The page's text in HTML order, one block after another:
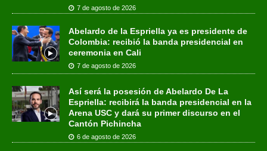
7 de agosto de 2026
Abelardo de la Espriella ya es presidente de
Colombia: recibió la banda presidencial en
ceremonia en Cali
7 de agosto de 2026
Así será la posesión de Abelardo De La
Espriella: recibirá la banda presidencial en la
Arena USC y dará su primer discurso en el
Cantón Pichincha
6 de agosto de 2026